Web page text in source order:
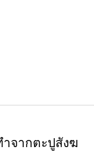
จากตะปูสังฆ